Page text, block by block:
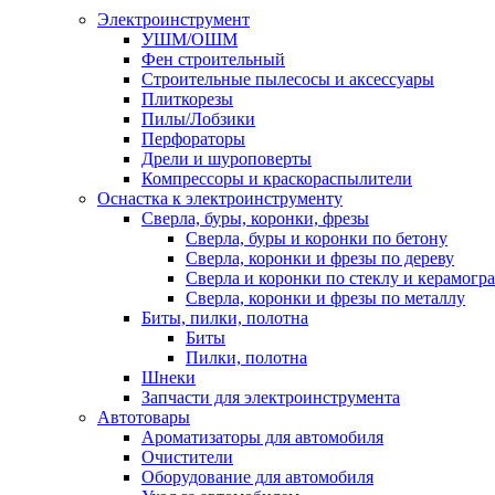
Электроинструмент
УШМ/ОШМ
Фен строительный
Строительные пылесосы и аксессуары
Плиткорезы
Пилы/Лобзики
Перфораторы
Дрели и шуроповерты
Компрессоры и краскораспылители
Оснастка к электроинструменту
Сверла, буры, коронки, фрезы
Сверла, буры и коронки по бетону
Сверла, коронки и фрезы по дереву
Сверла и коронки по стеклу и
Сверла, коронки и фрезы по металлу
Биты, пилки, полотна
Биты
Пилки, полотна
Шнеки
Запчасти для электроинструмента
Автотовары
Ароматизаторы для автомобиля
Очистители
Оборудование для автомобиля